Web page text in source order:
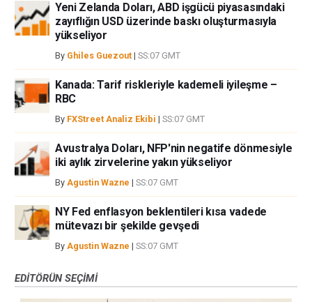
Yeni Zelanda Doları, ABD işgücü piyasasındaki
zayıflığın USD üzerinde baskı oluşturmasıyla
yükseliyor
By Ghiles Guezout | SS:07 GMT
Kanada: Tarif riskleriyle kademeli iyileşme –
RBC
By FXStreet Analiz Ekibi | SS:07 GMT
Avustralya Doları, NFP'nin negatife dönmesiyle
iki aylık zirvelerine yakın yükseliyor
By Agustin Wazne | SS:07 GMT
NY Fed enflasyon beklentileri kısa vadede
mütevazı bir şekilde gevşedi
By Agustin Wazne | SS:07 GMT
EDITÖRÜN SEÇIMI